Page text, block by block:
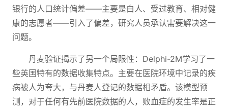
银行的人口统计偏差——主要是白人、受过教育、相对健
康的志愿者——引入了偏差，研究人员承认需要解决这一
问题。
丹麦验证揭示了另一个局限性：Delphi-2M学习了一
些英国特有的数据收集特点。主要在医院环境中记录的疾
病被人为夸大，与丹麦人登记的数据相矛盾。该模型预
测，对于任何有先前医院数据的人，败血症的发生率是正